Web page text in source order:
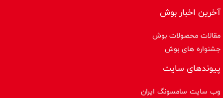
آخرین اخبار بوش
مقالات محصولات بوش
جشنواره های بوش
پیوندهای سایت
وب سایت سامسونگ ایران